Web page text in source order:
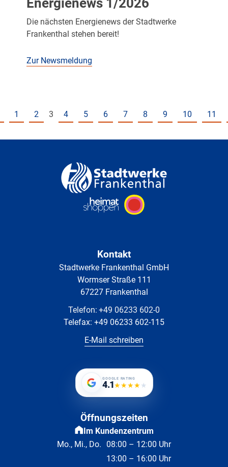
Energienews 1/2026
Die nächsten Energienews der Stadtwerke
Frankenthal stehen bereit!
Zur Newsmeldung
1 2 3 4 5 6 7 8 9 10 11
Kontakt
Stadtwerke Frankenthal GmbH
Wormser Straße 111
67227 Frankenthal
Telefon: +49 06233 602-0
Telefax: +49 06233 602-115
E-Mail schreiben
GOOGLE RATING
4.1★★★★★
Öffnungszeiten
Im Kundenzentrum
Mo., Mi., Do. 08:00 – 12:00 Uhr
13:00 – 16:00 Uhr